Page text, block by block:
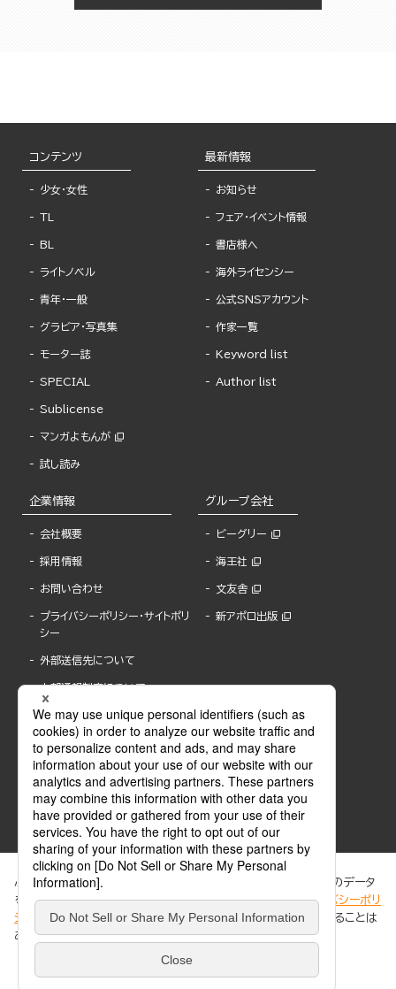
コンテンツ
少女・女性
TL
BL
ライトノベル
青年・一般
グラビア・写真集
モーター誌
SPECIAL
Sublicense
マンガよもんが
試し読み
最新情報
お知らせ
フェア・イベント情報
書店様へ
海外ライセンシー
公式SNSアカウント
作家一覧
Keyword list
Author list
企業情報
会社概要
採用情報
お問い合わせ
プライバシーポリシー・サイトポリ
シー
外部送信先について
内部通報制度について
グループ会社
ビーグリー
海王社
文友舎
新アポロ出版
ABJマークは、この電子書店・電子書籍配信サービスが、著作権者からコンテンツ使用許諾を
得た正規版配信サービスであることを示す登録商標(登録番号 第6091713号)です。
ABJマークの詳細、ABJマークを掲示しているサービスの一覧はこちら。
ぶんか社が運営するサイトでは、利便性向上のためにCookie等のデータ
を使用しています。 当社のCookieについての詳細は、「プライバシーポリ
シー
」をご覧ください。当サイトでは、訪問者の個人情報を追跡することは
ありません。